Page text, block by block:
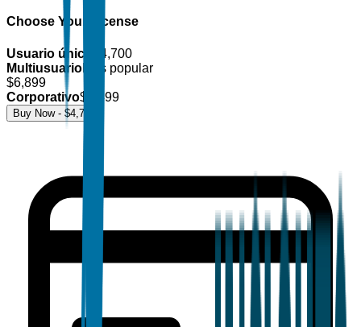
Choose Your License
Usuario único
4,700
Multiusuario Más popular
$6,899
Corporativo$ 8,499
Buy Now - $4,700